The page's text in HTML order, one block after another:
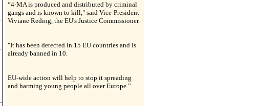
“4-MA is produced and distributed by criminal
gangs and is known to kill," said Vice-President
Viviane Reding, the EU's Justice Commissioner.
"It has been detected in 15 EU countries and is
already banned in 10.
EU-wide action will help to stop it spreading
and harming young people all over Europe.”